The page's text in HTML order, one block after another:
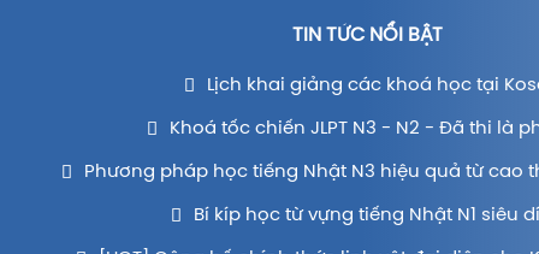
TIN TỨC NỔI BẬT
Lịch khai giảng các khoá học tại
Khoá tốc chiến JLPT N3 - N2 - Đã thi là
Phương pháp học tiếng Nhật N3 hiệu quả từ cao
Bí kíp học từ vựng tiếng Nhật N1 siêu